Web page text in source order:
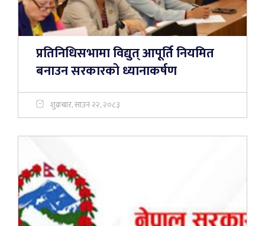
प्रतिनिधिसभामा विद्युत् आपूर्ति नियमित
बनाउन सरकारको ध्यानाकर्षण
शुक्रबार, साउन २२, २०८३